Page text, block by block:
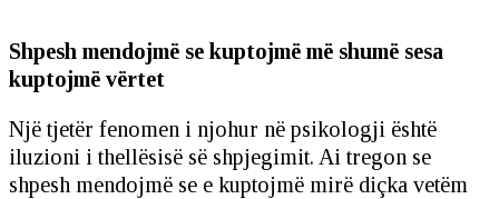
Shpesh mendojmë se kuptojmë më shumë sesa
kuptojmë vërtet
Një tjetër fenomen i njohur në psikologji është
iluzioni i thellësisë së shpjegimit. Ai tregon se
shpesh mendojmë se e kuptojmë mirë diçka vetëm